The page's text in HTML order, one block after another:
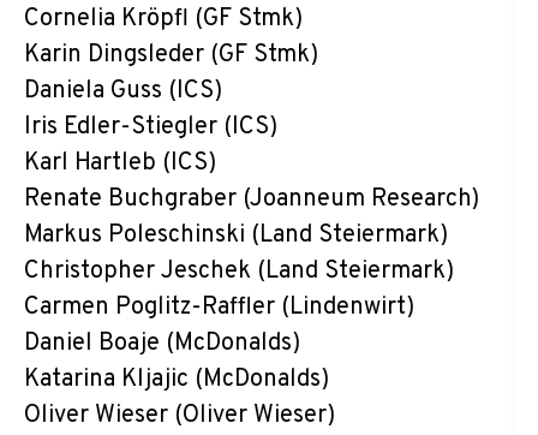
Cornelia Kröpfl (GF Stmk)
Karin Dingsleder (GF Stmk)
Daniela Guss (ICS)
Iris Edler-Stiegler (ICS)
Karl Hartleb (ICS)
Renate Buchgraber (Joanneum Research)
Markus Poleschinski (Land Steiermark)
Christopher Jeschek (Land Steiermark)
Carmen Poglitz-Raffler (Lindenwirt)
Daniel Boaje (McDonalds)
Katarina Kljajic (McDonalds)
Oliver Wieser (Oliver Wieser)